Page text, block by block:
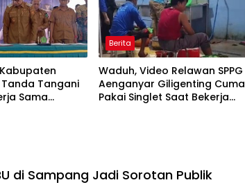
Tangani
Sama
Berita
Waduh, Video Relawan SPPG
Aenganyar Giligenting Cuma
Pakai Singlet Saat Bekerja
di Sampang Jadi Sorotan Publik